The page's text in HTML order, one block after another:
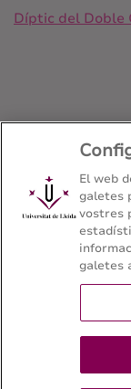
Díptic del Doble
Doble
Traducció i
Facultat de
El web
galetes
vostres
galetes